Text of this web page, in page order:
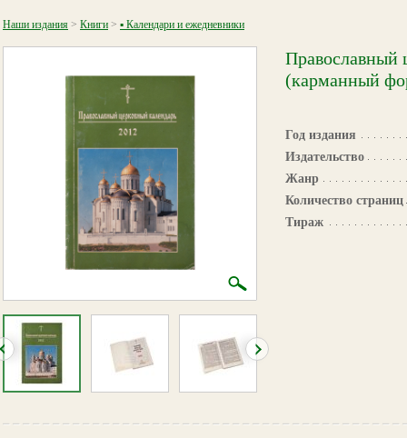
Наши издания > Книги > ▪ Календари и ежедневники
Православный
(карманный
Год издания
Издательство
Жанр
Количество страниц
Тираж